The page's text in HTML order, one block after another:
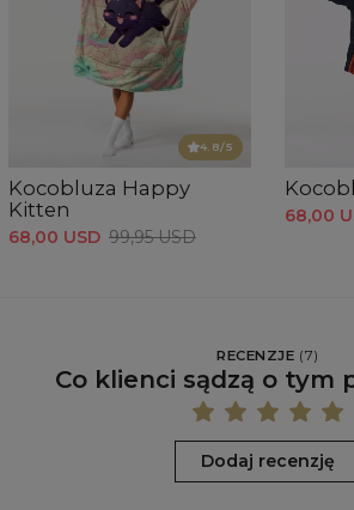
4.8/5
Kocobluza Happy
Kitten
68,00 USD 99,95 USD
68,00
RECENZJE (7)
Co klienci sądzą o tym
Dodaj recenzję